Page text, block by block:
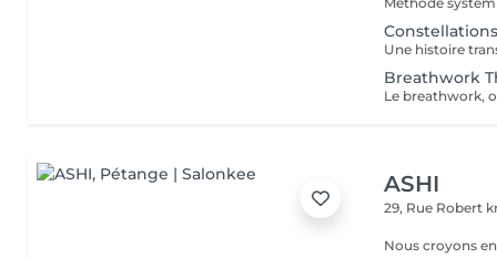
Breathwork
ASHI
29, Rue Robert
Nous croyons